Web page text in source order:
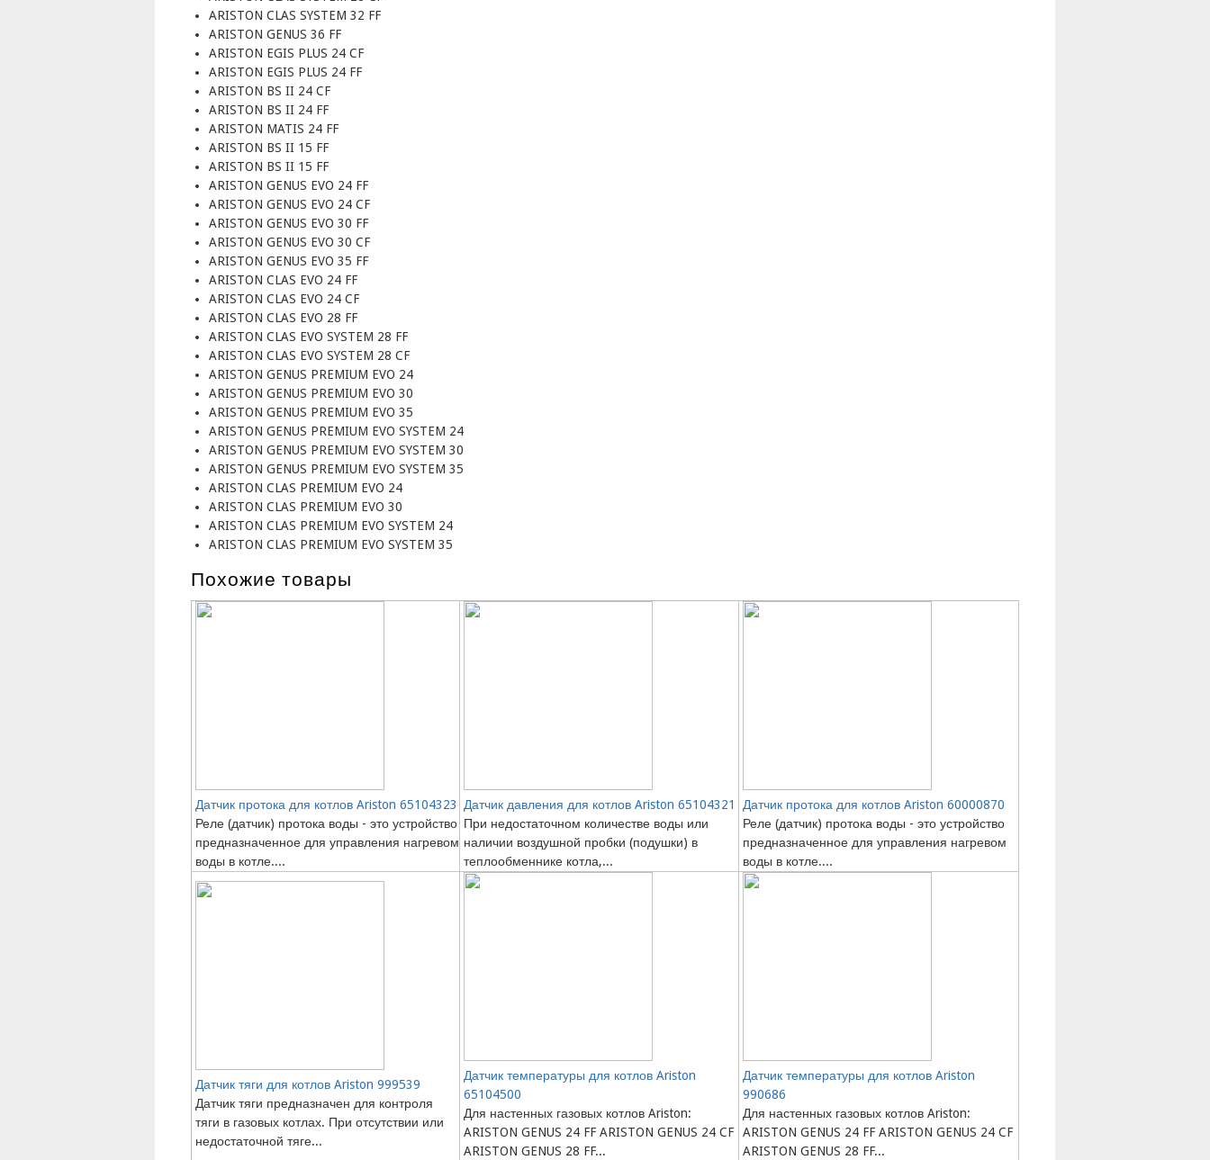
ARISTON CLAS SYSTEM 32 FF
ARISTON GENUS 36 FF
ARISTON EGIS PLUS 24 CF
ARISTON EGIS PLUS 24 FF
ARISTON BS II 24 CF
ARISTON BS II 24 FF
ARISTON MATIS 24 FF
ARISTON BS II 15 FF
ARISTON BS II 15 FF
ARISTON GENUS EVO 24 FF
ARISTON GENUS EVO 24 CF
ARISTON GENUS EVO 30 FF
ARISTON GENUS EVO 30 CF
ARISTON GENUS EVO 35 FF
ARISTON CLAS EVO 24 FF
ARISTON CLAS EVO 24 CF
ARISTON CLAS EVO 28 FF
ARISTON CLAS EVO SYSTEM 28 FF
ARISTON CLAS EVO SYSTEM 28 CF
ARISTON GENUS PREMIUM EVO 24
ARISTON GENUS PREMIUM EVO 30
ARISTON GENUS PREMIUM EVO 35
ARISTON GENUS PREMIUM EVO SYSTEM 24
ARISTON GENUS PREMIUM EVO SYSTEM 30
ARISTON GENUS PREMIUM EVO SYSTEM 35
ARISTON CLAS PREMIUM EVO 24
ARISTON CLAS PREMIUM EVO 30
ARISTON CLAS PREMIUM EVO SYSTEM 24
ARISTON CLAS PREMIUM EVO SYSTEM 35
Похожие товары
Датчик протока для котлов Ariston 65104323
Реле (датчик) протока воды - это устройство
предназначенное для управления нагревом
воды в котле....
Датчик давления для котлов Ariston 65104321
При недостаточном количестве воды или
наличии воздушной пробки (подушки) в
теплообменнике котла,...
Датчик протока для котлов Ariston 60000870
Реле (датчик) протока воды - это устройство
предназначенное для управления нагревом
воды в котле....
Датчик тяги для котлов Ariston 999539
Датчик тяги предназначен для контроля
тяги в газовых котлах. При отсутствии или
недостаточной тяге...
Датчик температуры для котлов Ariston
65104500
Для настенных газовых котлов Ariston:
ARISTON GENUS 24 FF ARISTON GENUS 24 CF
ARISTON GENUS 28 FF...
Датчик температуры для котлов Ariston
990686
Для настенных газовых котлов Ariston:
ARISTON GENUS 24 FF ARISTON GENUS 24 CF
ARISTON GENUS 28 FF...